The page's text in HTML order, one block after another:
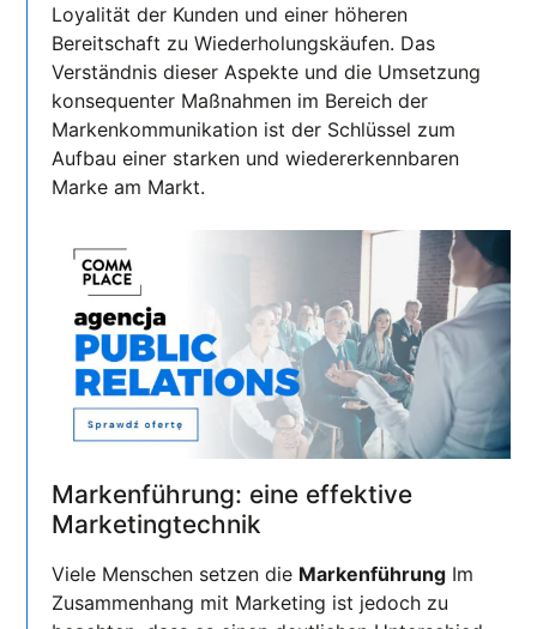
Loyalität der Kunden und einer höheren
Bereitschaft zu Wiederholungskäufen. Das
Verständnis dieser Aspekte und die Umsetzung
konsequenter Maßnahmen im Bereich der
Markenkommunikation ist der Schlüssel zum
Aufbau einer starken und wiedererkennbaren
Marke am Markt.
Markenführung: eine effektive
Marketingtechnik
Viele Menschen setzen die Markenführung Im
Zusammenhang mit Marketing ist jedoch zu